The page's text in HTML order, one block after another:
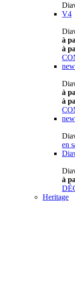
V4
à
à
new
à
à
new
en
à
Heritage